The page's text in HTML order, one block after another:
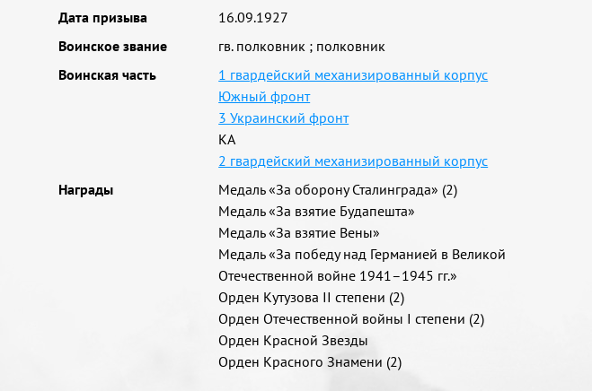
Дата призыва
16.09.1927
Воинское звание
гв. полковник ; полковник
Воинская часть
1 гвардейский механизированный корпус
Южный фронт
3 Украинский фронт
КА
2 гвардейский механизированный корпус
Награды
Медаль «За оборону Сталинграда» (2)
Медаль «За взятие Будапешта»
Медаль «За взятие Вены»
Медаль «За победу над Германией в Великой
Отечественной войне 1941–1945 гг.»
Орден Кутузова II степени (2)
Орден Отечественной войны I степени (2)
Орден Красной Звезды
Орден Красного Знамени (2)